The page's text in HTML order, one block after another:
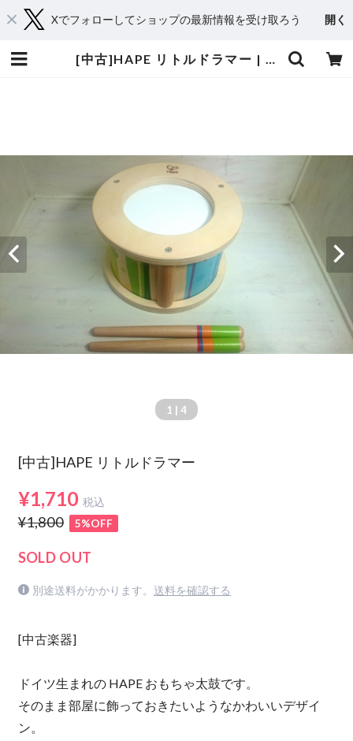
Xでフォローしてショップの最新情報を受け取ろう 開く
[中古]HAPE リトルドラマー | おもちゃ楽器.com
1 | 4
[中古]HAPE リトルドラマー
¥1,710 税込
¥1,800 5%OFF
SOLD OUT
別途送料がかかります。 送料を確認する
[中古楽器]
ドイツ生まれの HAPE おもちゃ太鼓です。
そのまま部屋に飾っておきたいようなかわいいデザイ
ン。